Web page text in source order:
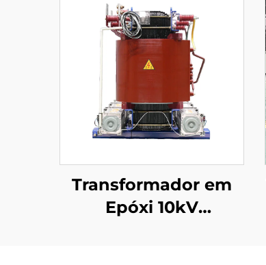
Transformador em
Epóxi 10kV